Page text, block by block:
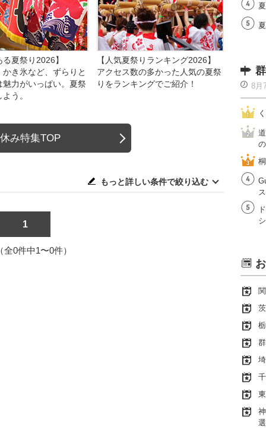
夏祭り2026】
かき氷など、ずらりと
魅力がいっぱい。夏祭
う。
【人気夏祭りランキング2026】
アクセス数の多かった人気の夏祭
りをランキングでご紹介！
み特集TOP
もっと詳しい条件で絞り込む
1
全0件中1〜0件）
8月
選